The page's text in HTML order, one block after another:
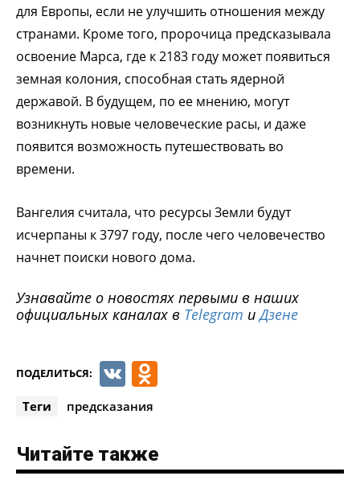
для Европы, если не улучшить отношения между
странами. Кроме того, пророчица предсказывала
освоение Марса, где к 2183 году может появиться
земная колония, способная стать ядерной
державой. В будущем, по ее мнению, могут
возникнуть новые человеческие расы, и даже
появится возможность путешествовать во
времени.
Вангелия считала, что ресурсы Земли будут
исчерпаны к 3797 году, после чего человечество
начнет поиски нового дома.
Узнавайте о новостях первыми в наших
официальных каналах в Telegram иДзене
ПОДЕЛИТЬСЯ: VK
Теги предсказания
Читайте также